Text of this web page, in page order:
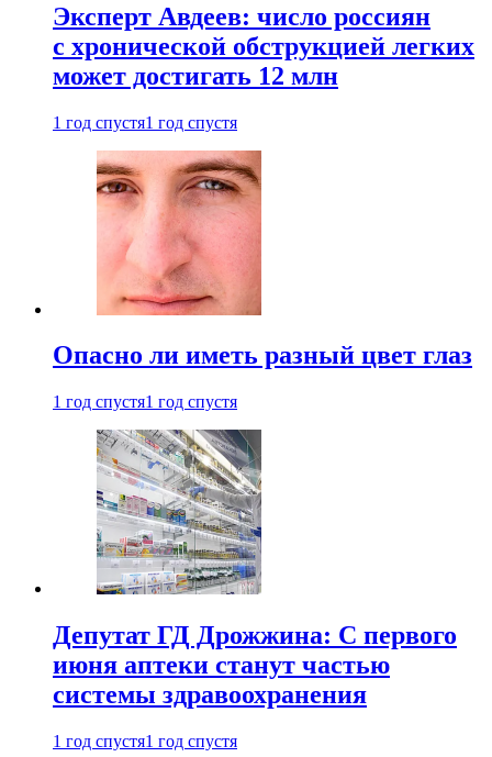
Эксперт Авдеев: число россиян
с хронической обструкцией легких
может достигать 12 млн
1 год спустя1 год спустя
Опасно ли иметь разный цвет глаз
1 год спустя1 год спустя
Депутат ГД Дрожжина: С первого
июня аптеки станут частью
системы здравоохранения
1 год спустя1 год спустя